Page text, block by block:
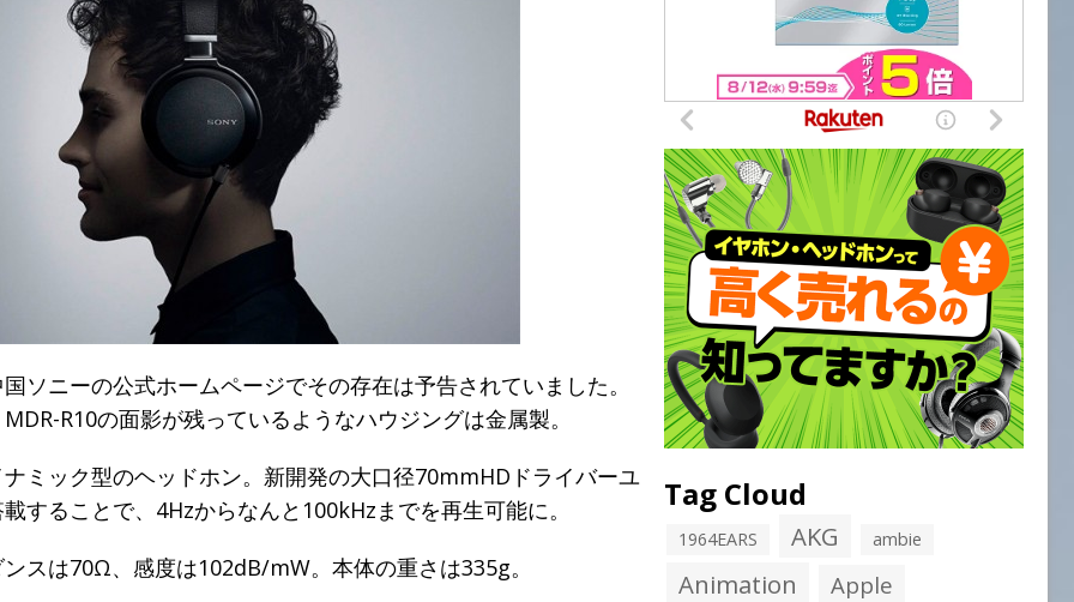
ソニーの公式ホームページでその存在は予告されていました。
R10の面影が残っているようなハウジングは金属製。
ミック型のヘッドホン。新開発の大口径70mmHDドライバーユ
することで、4Hzからなんと­100kHzまでを再生可能に。
スは70Ω、感度は102dB/mW。本体の重さは335g。
Tag Cloud
1964EARS AKG ambie
Animation Apple